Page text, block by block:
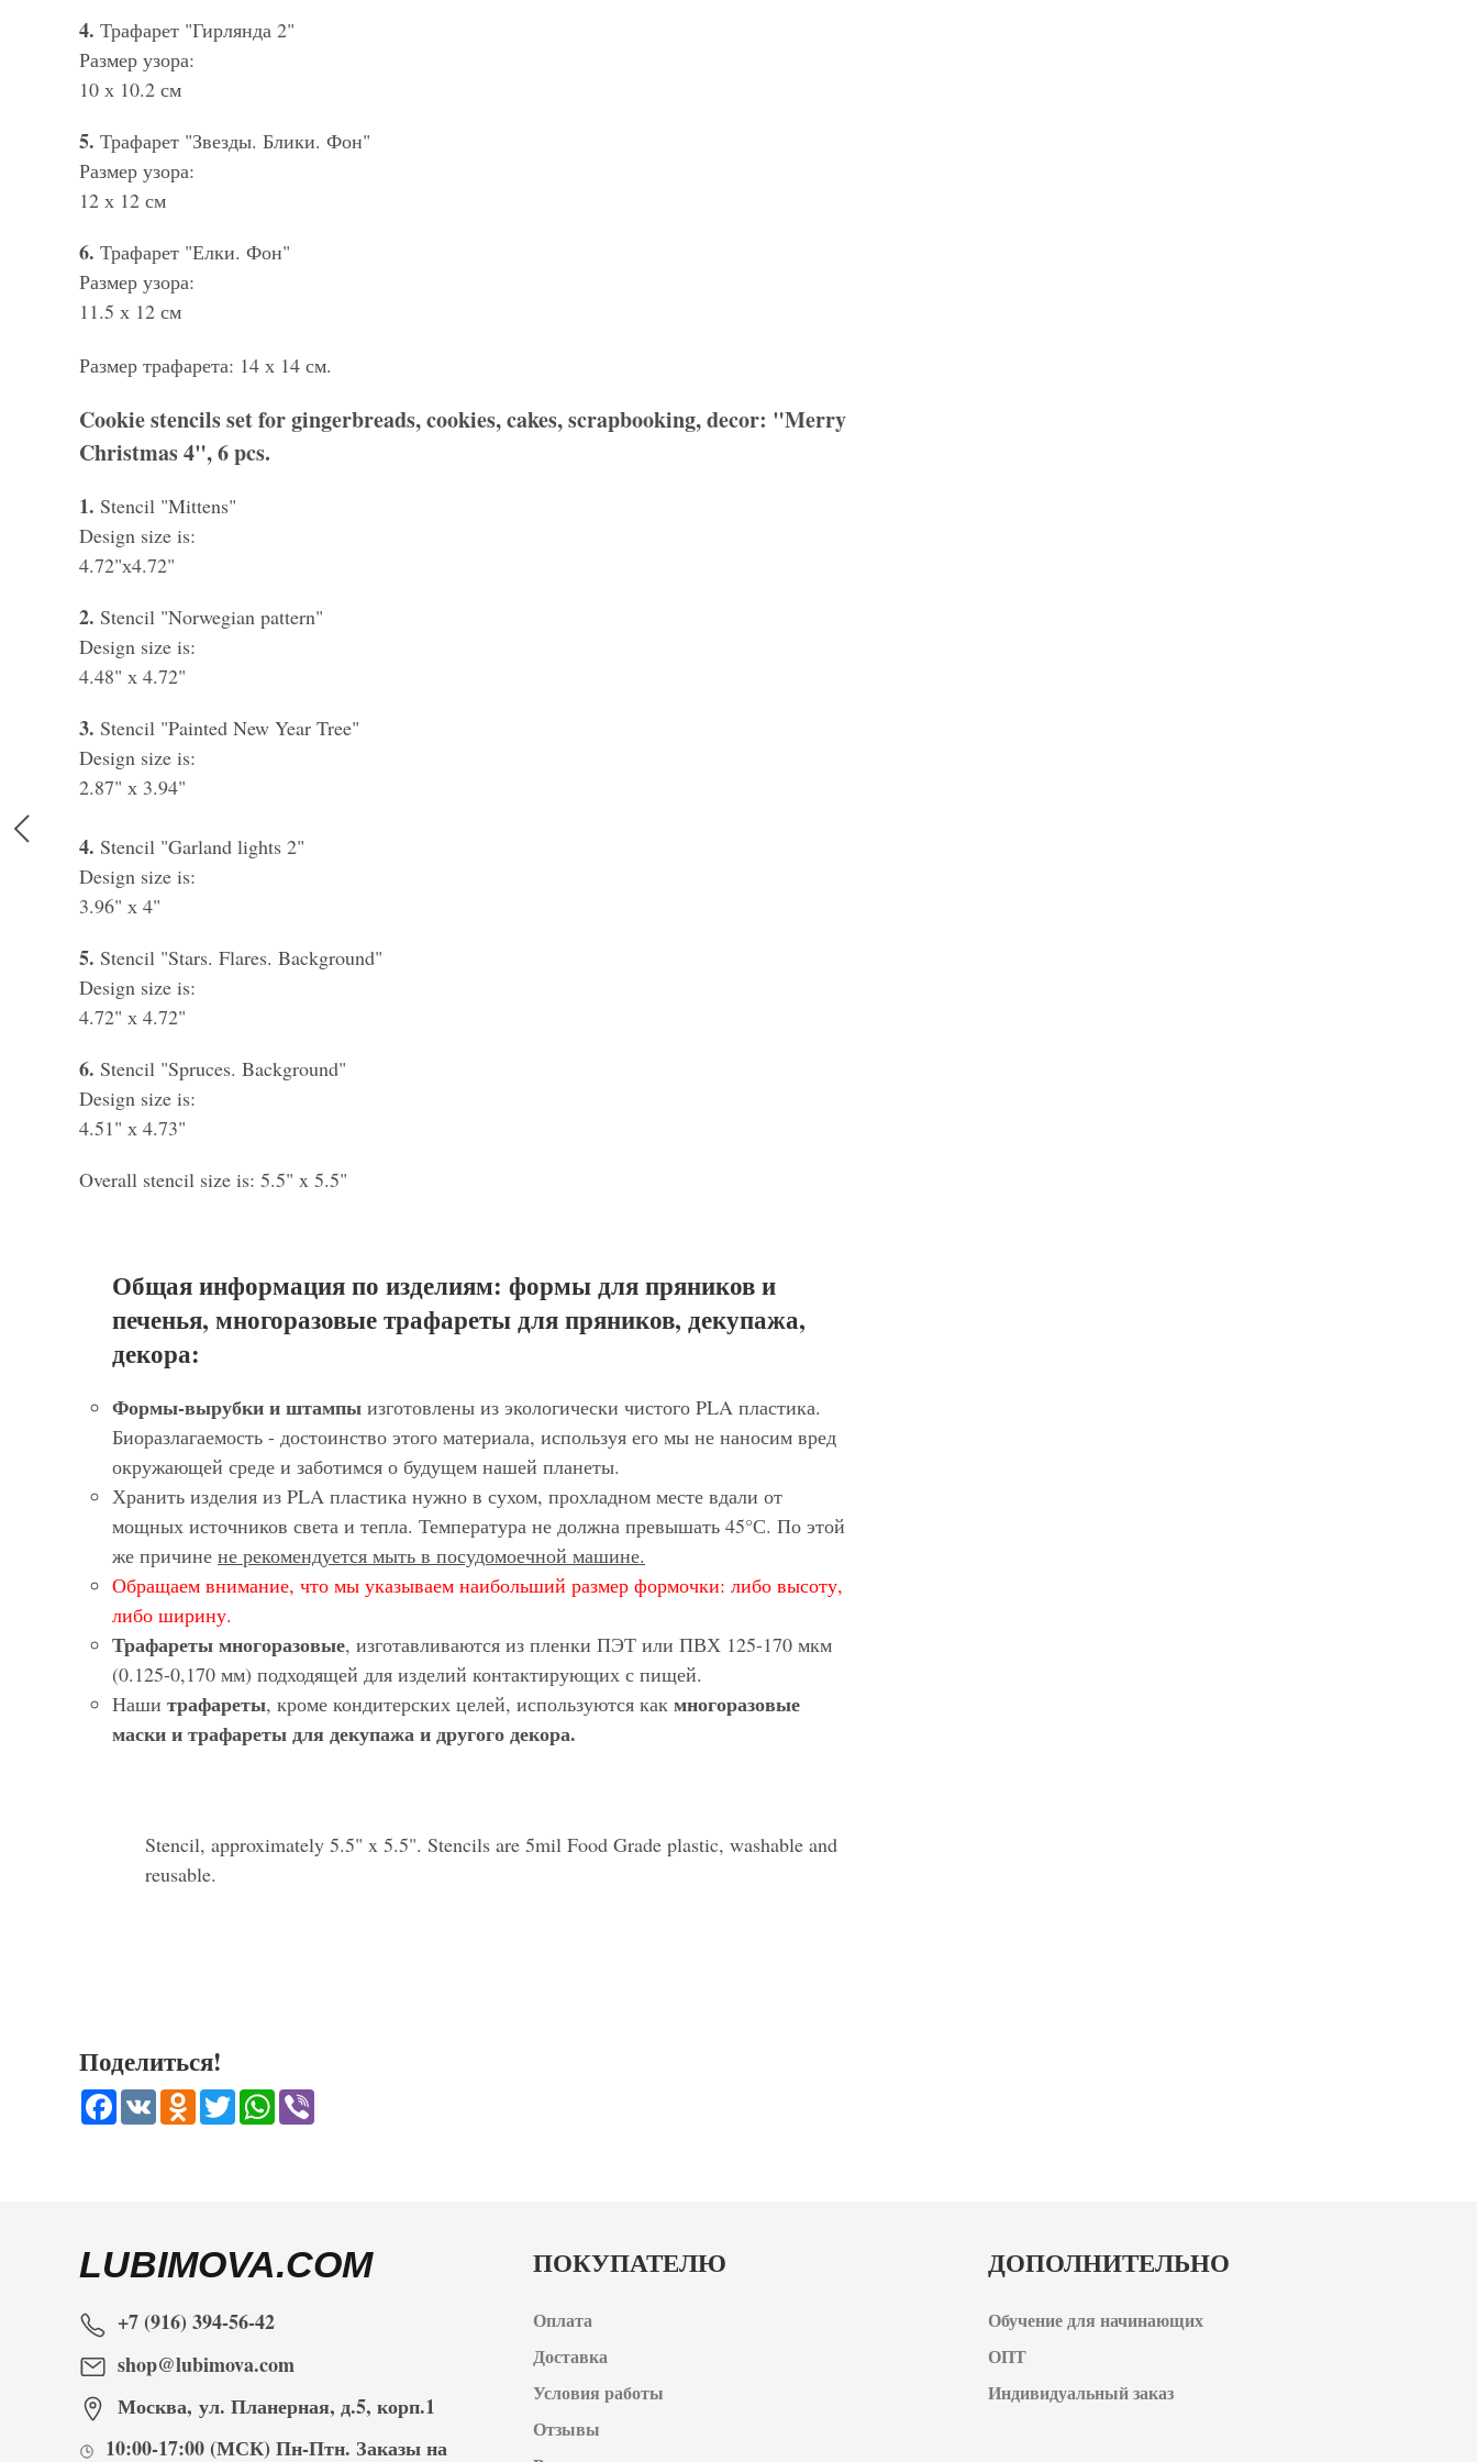
4. Трафарет "Гирлянда 2"
Размер узора:
10 х 10.2 см
5. Трафарет "Звезды. Блики. Фон"
Размер узора:
12 х 12 см
6. Трафарет "Елки. Фон"
Размер узора:
11.5 х 12 см
Размер трафарета: 14 х 14 см.
Cookie stencils set for gingerbreads, cookies, cakes, scrapbooking, decor: "Merry
Christmas 4", 6 pcs.
1. Stencil "Mittens"
Design size is:
4.72"х4.72"
2. Stencil "Norwegian pattern"
Design size is:
4.48" х 4.72"
3. Stencil "Painted New Year Tree"
Design size is:
2.87" х 3.94"
4. Stencil "Garland lights 2"
Design size is:
3.96" х 4"
5. Stencil "Stars. Flares. Background"
Design size is:
4.72" х 4.72"
6. Stencil "Spruces. Background"
Design size is:
4.51" х 4.73"
Overall stencil size is: 5.5" x 5.5"
Общая информация по изделиям: формы для пряников и
печенья, многоразовые трафареты для пряников, декупажа,
декора:
Формы-вырубки и штампы изготовлены из экологически чистого PLA пластика.
Биоразлагаемость - достоинство этого материала, используя его мы не наносим вред
окружающей среде и заботимся о будущем нашей планеты.
Хранить изделия из PLA пластика нужно в сухом, прохладном месте вдали от
мощных источников света и тепла. Температура не должна превышать 45°С. По этой
же причине не рекомендуется мыть в посудомоечной машине.
Обращаем внимание, что мы указываем наибольший размер формочки: либо высоту,
либо ширину.
Трафареты многоразовые, изготавливаются из пленки ПЭТ или ПВХ 125-170 мкм
(0.125-0,170 мм) подходящей для изделий контактирующих с пищей.
Наши трафареты, кроме кондитерских целей, используются как многоразовые
маски и трафареты для декупажа и другого декора.
Stencil, approximately 5.5" x 5.5". Stencils are 5mil Food Grade plastic, washable and
reusable.
Поделиться!
Facebook
VK Odnoklassniki
TwitterWhatsApp
LUBIMOVA.COM
+7 (916) 394-56-42
shop@lubimova.com
Москва, ул. Планерная, д.5, корп.1
10:00-17:00 (МСК) Пн-Птн. Заказы на
ПОКУПАТЕЛЮ
Оплата
Доставка
Условия работы
Отзывы
ДОПОЛНИТЕЛЬНО
Обучение для начинающих
ОПТ
Индивидуальный заказ